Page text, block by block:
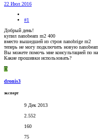
22 Июл 2016
#1
Добрый день!
купил nanobeam m2 400
вместо вышедшей из строя nanobrige m2
теперь не могу подключить новую
Вы можете помочь мне консультацией по
Какие прошивки использовать?
D
dronis3
эксперт
9 Дек 2013
2.552
160
75